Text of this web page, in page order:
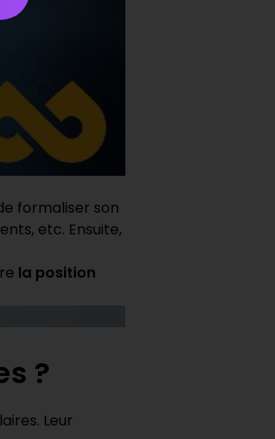
formaliser son
etc. Ensuite,
la position
?
Leur